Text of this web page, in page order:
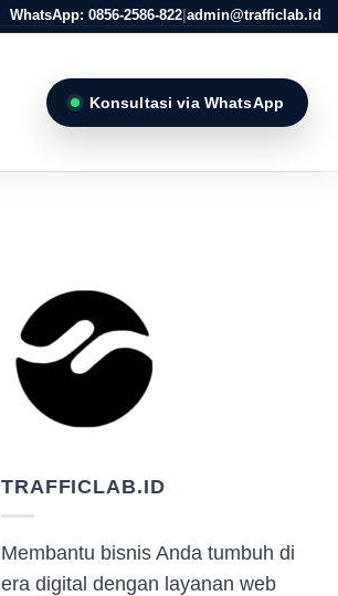
WhatsApp: 0856-2586-822 admin@trafficlab.id
Konsultasi via WhatsApp
TRAFFICLAB.ID
Membantu bisnis Anda tumbuh di
era digital dengan layanan web